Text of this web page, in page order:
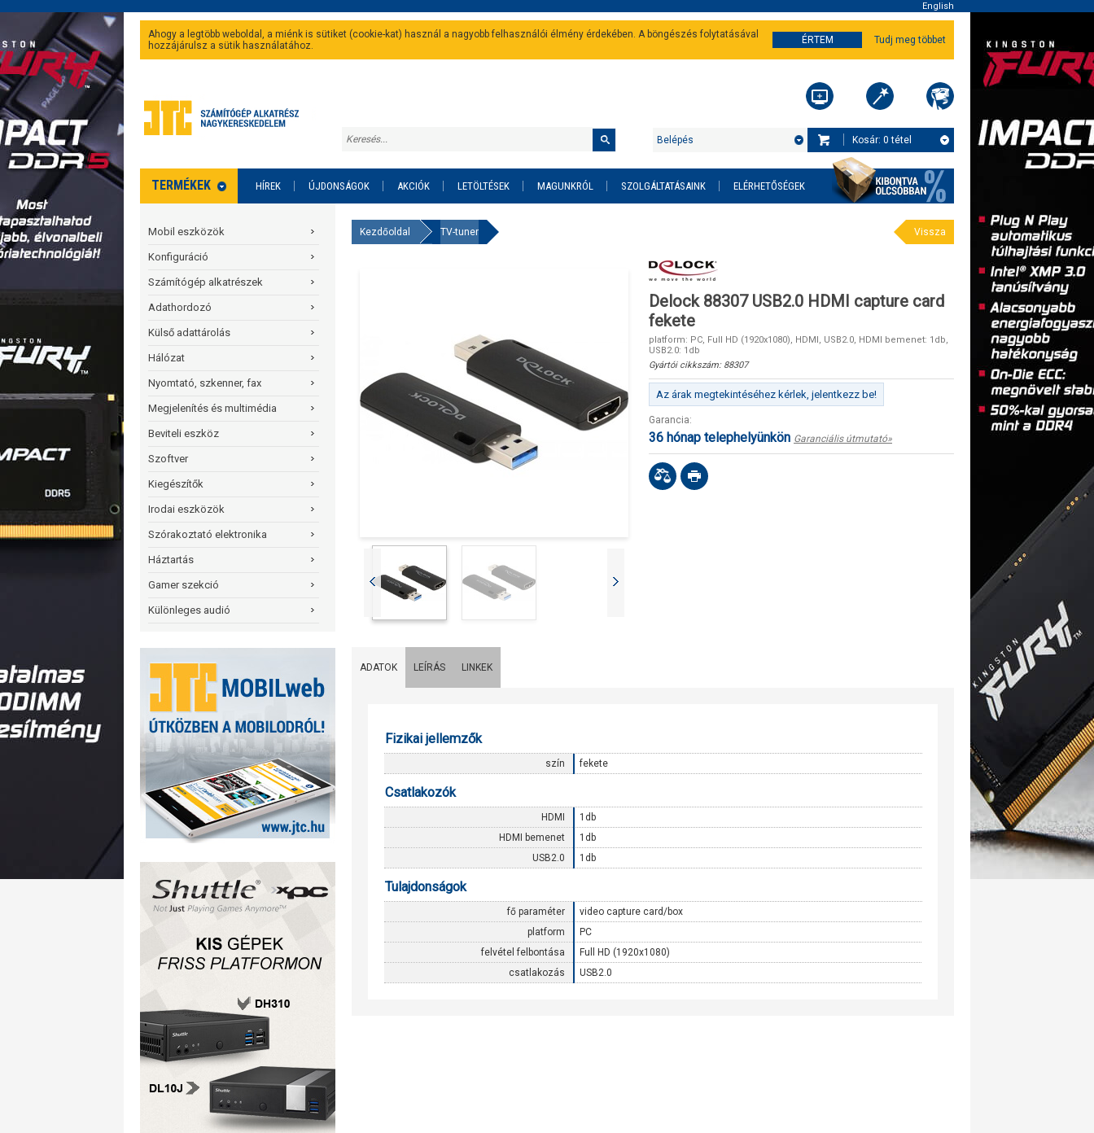
English
Ahogy a legtöbb weboldal, a miénk is sütiket (cookie-kat) használ a nagyobb felhasználói élmény érdekében. A böngészés folytatásával
hozzájárulsz a sütik használatához.
ÉRTEM Tudj meg többet
Kosár: 0 tétel
Belépés
TERMÉKEK HÍREK ÚJDONSÁGOK AKCIÓK LETÖLTÉSEK MAGUNKRÓL SZOLGÁLTATÁSAINK ELÉRHETŐSÉGEK
Mobil eszközök
Konfiguráció
Számítógép alkatrészek
Adathordozó
Külső adattárolás
Hálózat
Nyomtató, szkenner, fax
Megjelenítés és multimédia
Beviteli eszköz
Szoftver
Kiegészítők
Irodai eszközök
Szórakoztató elektronika
Háztartás
Gamer szekció
Különleges audió
Kezdőoldal TV-tuner Vissza
Delock 88307 USB2.0 HDMI capture card
fekete
platform: PC, Full HD (1920x1080), HDMI, USB2.0, HDMI bemenet: 1db,
USB2.0: 1db
Gyártói cikkszám: 88307
Az árak megtekintéséhez kérlek, jelentkezz be!
Garancia:
36 hónap telephelyünkön Garanciális útmutató»
ADATOK LEÍRÁS LINKEK
Fizikai jellemzők
szín fekete
Csatlakozók
HDMI
1db
HDMI bemenet
1db
USB2.0
1db
Tulajdonságok
fő paraméter
video capture card/box
platform
PC
felvétel felbontása
Full HD (1920x1080)
csatlakozás
USB2.0